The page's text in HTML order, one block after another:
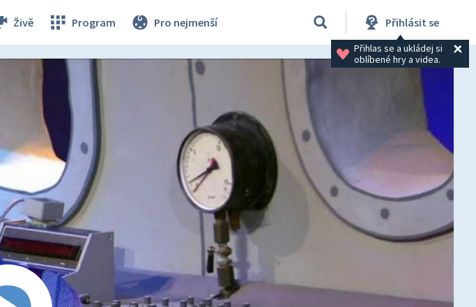
Živě Program Pro nejmenší Přihlásit se
Přihlas se a ukládej si
oblíbené hry a videa.